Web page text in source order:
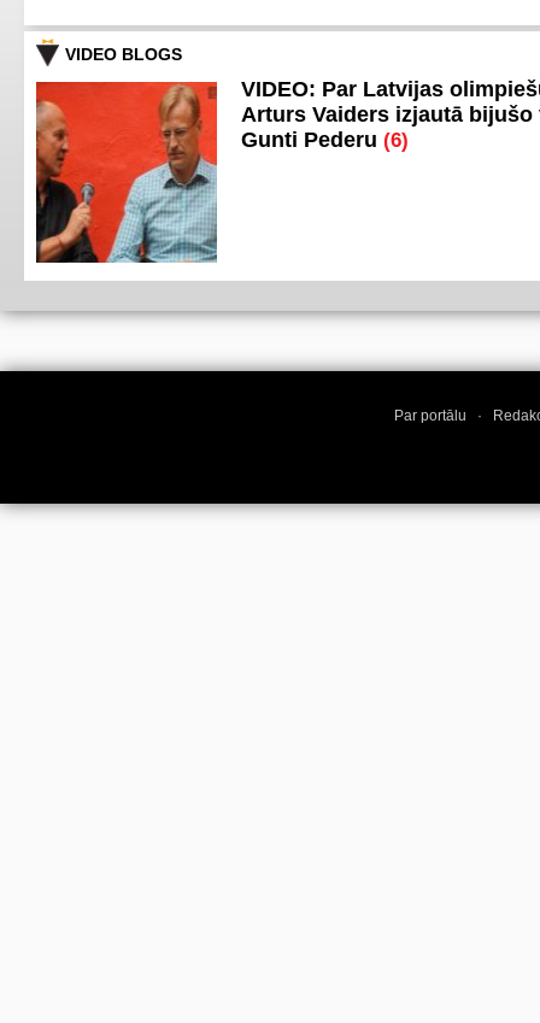
VIDEO BLOGS
VIDEO: Par Latvijas
Arturs Vaiders izjautā bijušo
Gunti Pederu (6)
Par portālu ·